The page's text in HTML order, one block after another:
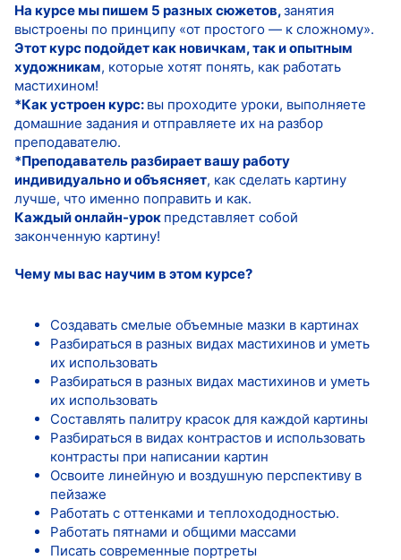
На курсе мы пишем 5 разных сюжетов,занятия
выстроены по принципу «от простого — к сложному».
Этот курс подойдет как новичкам, так и опытным
художникам, которые хотят понять, как работать
мастихином!
*Как устроен курс: вы проходите уроки, выполняете
домашние задания и отправляете их на разбор
преподавателю.
*Преподаватель разбирает вашу работу
индивидуально и объясняет, как сделать картину
лучше, что именно поправить и как.
Каждый онлайн-урок представляет собой
законченную картину!
Чему мы вас научим в этом курсе?
Создавать смелые объемные мазки в картинах
Разбираться в разных видах мастихинов и уметь
их использовать
Разбираться в разных видах мастихинов и уметь
их использовать
Составлять палитру красок для каждой картины
Разбираться в видах контрастов и использовать
контрасты при написании картин
Освоите линейную и воздушную перспективу в
пейзаже
Работать с оттенками и теплохододностью.
Работать пятнами и общими массами
Писать современные портреты